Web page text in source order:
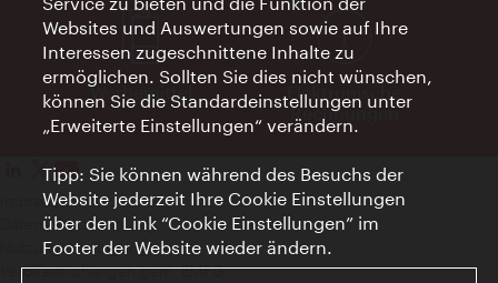
Werbemittel
Elektronische
Rechnungen
Impressum
Datenschutzerklärung
Nutzungsbedingungen
Veröffentlichungen gem. EMFG
Websites und Auswertungen sowie auf Ihre
Interessen zugeschnittene Inhalte zu
ermöglichen. Sollten Sie dies nicht wünschen,
können Sie die Standardeinstellungen unter
„Erweiterte Einstellungen“ verändern.
Tipp: Sie können während des Besuchs der
Website jederzeit Ihre Cookie Einstellungen
über den Link “Cookie Einstellungen” im
Footer der Website wieder ändern.